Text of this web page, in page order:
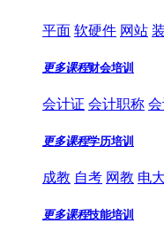
平面 软硬件 网站
更多课程财会培训
会计证 会计职称
更多课程学历培训
成教 自考 网教 电大
更多课程技能培训